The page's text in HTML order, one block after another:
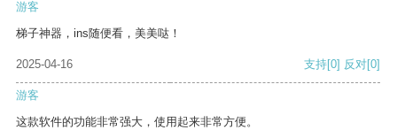
游客
梯子神器，ins随便看，美美哒！
2025-04-16 支持[0] 反对[0]
游客
这款软件的功能非常强大，使用起来非常方便。